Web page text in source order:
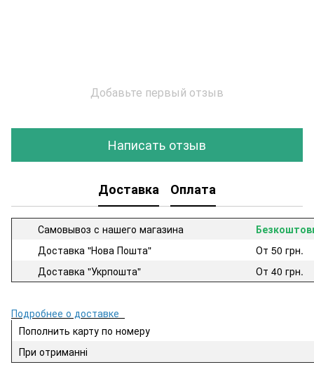
Добавьте первый отзыв
Написать отзыв
Доставка Оплата
Самовывоз с нашего магазина
Доставка "Нова Пошта"
От 50 грн.
Доставка "Укрпошта"
От 40 грн.
Подробнее о доставке
Пополнить карту по номеру
При отриманні